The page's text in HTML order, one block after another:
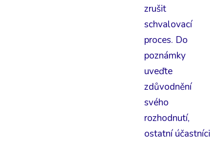
zrušit
schvalovací
proces. Do
poznámky
uveďte
zdůvodnění
svého
rozhodnutí,
ostatní účastníci